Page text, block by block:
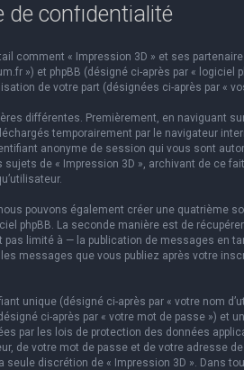
de confidentialité
comment « Impression 3D » et ses
») et phpBB (désigné ci-après par « logiciel
de votre part (désignées ci-après par «
différentes. Premièrement, en naviguant
temporairement par le navigateur
anonyme de session qui vous sont
de « Impression 3D », archivant de ce
pouvons également créer une quatrième
phpBB. La seconde manière est de
limité à — la publication de messages en
messages que vous publiez après votre
unique (désigné ci-après par « votre nom
ci-après par « votre mot de passe ») et
par les lois de protection des données
de votre mot de passe et de votre adresse
discrétion de « Impression 3D ». Dans